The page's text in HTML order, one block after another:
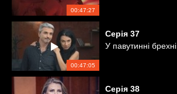
00:47:27
00:47:05
Серія 37
У павутинні брехні
Серія 38